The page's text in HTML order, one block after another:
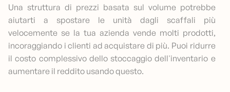
Una struttura di prezzi basata sul volume potrebbe
aiutarti a spostare le unità dagli scaffali più
velocemente se la tua azienda vende molti prodotti,
incoraggiando i clienti ad acquistare di più. Puoi ridurre
il costo complessivo dello stoccaggio dell'inventario e
aumentare il reddito usando questo.